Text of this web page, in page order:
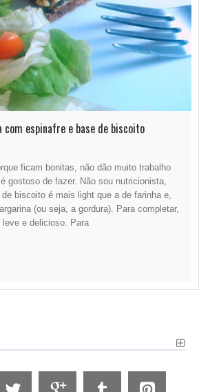
espinafre e base de biscoito
ficam bonitas, não dão muito trabalho
gostoso de fazer. Não sou nutricionista,
biscoito é mais light que a de farinha e,
(ou seja, a gordura). Para completar,
e delicioso. Para